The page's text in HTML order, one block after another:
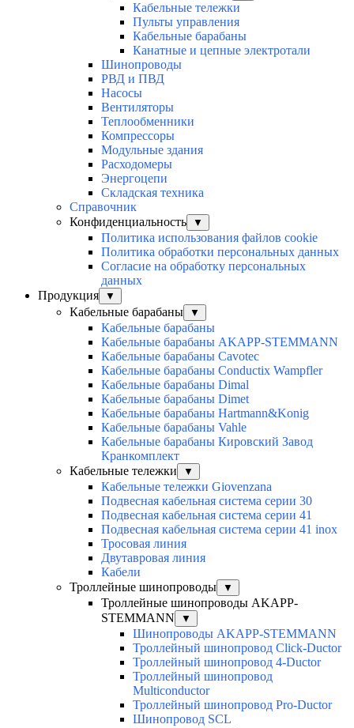
Кабельные тележки
Пульты управления
Кабельные барабаны
Канатные и цепные электротали
Шинопроводы
РВД и ПВД
Насосы
Вентиляторы
Теплообменники
Компрессоры
Модульные здания
Расходомеры
Энергоцепи
Складская техника
Справочник
Конфиденциальность
▼
Политика использования файлов cookie
Политика обработки персональных данных
Согласие на обработку персональных
данных
Продукция
▼
Кабельные барабаны ▼
Кабельные барабаны
Кабельные барабаны AKAPP-STEMMANN
Кабельные барабаны Cavotec
Кабельные барабаны Conductix Wampfler
Кабельные барабаны Dimal
Кабельные барабаны Dimet
Кабельные барабаны Hartmann&Konig
Кабельные барабаны Vahle
Кабельные барабаны Кировский Завод
Кранкомплект
Кабельные тележки
▼
Кабельные тележки Giovenzana
Подвесная кабельная система серии 30
Подвесная кабельная система серии 41
Подвесная кабельная система серии 41 inox
Тросовая линия
Двутавровая линия
Кабели
Троллейные шинопроводы
▼
Троллейные шинопроводы AKAPP-
STEMMANN
▼
Шинопроводы AKAPP-STEMMANN
Троллейный шинопровод Click-Ductor
Троллейный шинопровод 4-Ductor
Троллейный шинопровод
Multiconductor
Троллейный шинопровод Pro-Ductor
Шинопровод SCL